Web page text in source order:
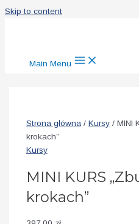
Skip to content
Main Menu
Strona główna/ Kursy/ MINI
krokach”
Kursy
MINI KURS
krokach”